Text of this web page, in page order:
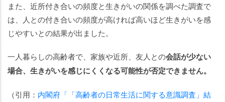
また、近所付き合いの頻度と生きがいの関係を調べた調査で
は、人との付き合いの頻度が高ければ高いほど生きがいを感
じやすいとの結果が出ました。
一人暮らしの高齢者で、家族や近所、友人との会話が少ない
場合、生きがいを感じにくくなる可能性が否定できません。
（引用： 内閣府「「高齢者の日常生活に関する意識調査」結